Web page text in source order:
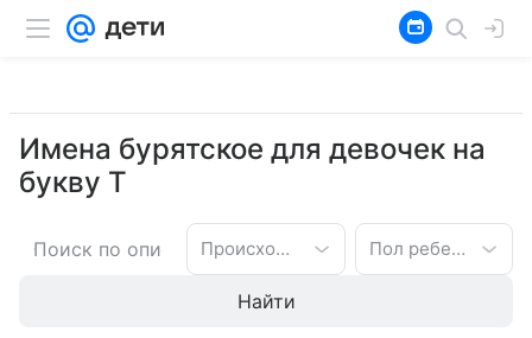
Имена бурятское для девочек на
букву Т
Происхождение имени Пол ребенка
Найти